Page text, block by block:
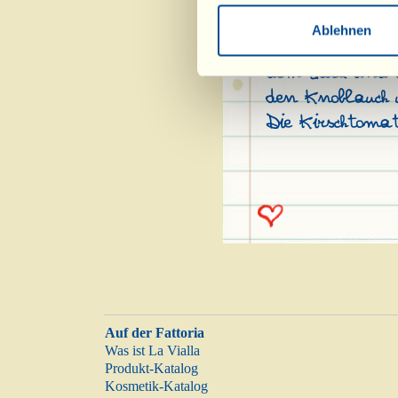
Ablehnen
vorgeheizten
dem Salz und
den
Die
Auf der Fattoria
Was ist La Vialla
Produkt-Katalog
Kosmetik-Katalog